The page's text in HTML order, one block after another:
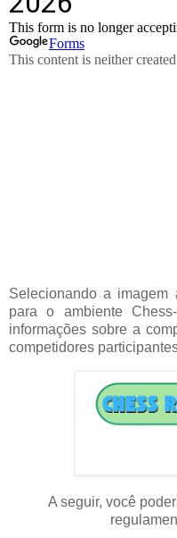
Selecionando a imagem
para o ambiente
informações sobre a
competidores
A seguir, você